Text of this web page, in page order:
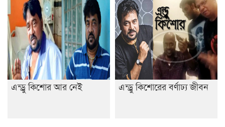
এন্ড্রু কিশোর আর নেই এন্ড্রু কিশোরের বর্ণাঢ্য জীবন